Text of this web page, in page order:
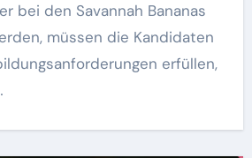
müssen die Kandidaten
erfüllen,